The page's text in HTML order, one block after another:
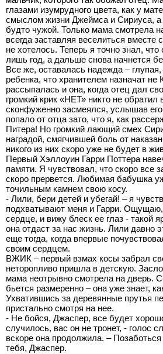
глазами изумрудного цвета, как у
смыслом жизни Джеймса и Сириуса, а
будто чужой. Только мама смотрела
всегда заставляя веселиться вместе
не хотелось. Теперь я точно знал,
лишь год, а дальше снова начнется
Все же, оставалась надежда –
ребенка, что хранителем назначат
рассыпалась и она, когда отец дал
громкий крик «НЕТ» никто не
сконфуженно засмеялся, услышав
попало от отца зато, что я, как
Питера! Но громкий лающий смех
наградой, смягчившей боль от
никого из них скоро уже не будет в
Первый Хэллоуин Гарри Поттера
памяти. Я чувствовал, что скоро все
скоро прервется. Любимая бабушка
точильным камнем свою косу.
- Лили, бери детей и убегай! – я
подхватывают меня и Гарри. Ощущаю,
сердце, и вижу блеск ее глаз - такой
она отдаст за нас жизнь. Лили давно
еще тогда, когда впервые
своим сердцем.
ВЖИК – первый взмах косы забрал
неторопливо пришла в детскую.
мама неотрывно смотрела на дверь.
бьется размеренно – она уже знает,
Ухватившись за деревянные прутья
пристально смотря на нее.
- Не бойся, Джаспер, все будет
случилось, вас он не тронет, - голос
вскоре она продолжила. –
тебя, Джаспер.